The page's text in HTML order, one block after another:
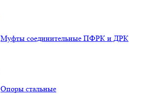
Муфты соединительные ПФРК и ДРК
Опоры стальные